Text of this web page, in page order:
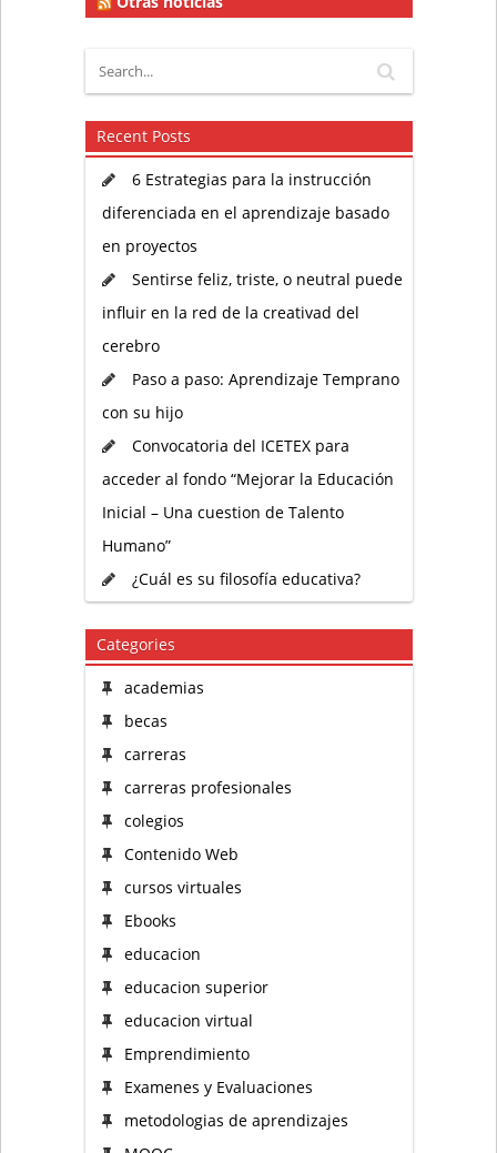
Recent Posts
6 Estrategias para la instrucción
diferenciada en el aprendizaje basado
en proyectos
Sentirse feliz, triste, o neutral puede
influir en la red de la creativad del
cerebro
Paso a paso: Aprendizaje Temprano
con su hijo
Convocatoria del ICETEX para
acceder al fondo “Mejorar la Educación
Inicial – Una cuestion de Talento
Humano”
¿Cuál es su filosofía educativa?
Categories
academias
becas
carreras
carreras profesionales
colegios
Contenido Web
cursos virtuales
Ebooks
educacion
educacion superior
educacion virtual
Emprendimiento
Examenes y Evaluaciones
metodologias de aprendizajes